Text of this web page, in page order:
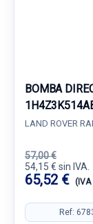
BOMBA
LAND ROVER
57,00 €
54,15 € sin IVA.
65,52 €
Ref: